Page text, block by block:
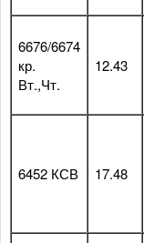
6676/6674
кр.
Вт.,Чт.
12.43
6452 КСВ 17.48